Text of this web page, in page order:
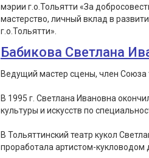
мэрии г.о.Тольятти «За
мастерство, личный вклад в
г.о.Тольятти».
Бабикова Светлана
Ведущий мастер сцены, член Союза
В 1995 г. Светлана Ивановна
культуры и искусств по
В Тольяттинский театр кукол
проработала артистом-кукловодом